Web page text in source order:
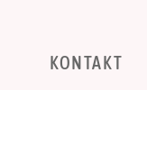
KONTAKT